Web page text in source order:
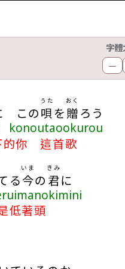
字
－
この唄
うた
を贈
おく
ろう
的你 這首歌
る今
いま
の 君
きみ
に
低著頭